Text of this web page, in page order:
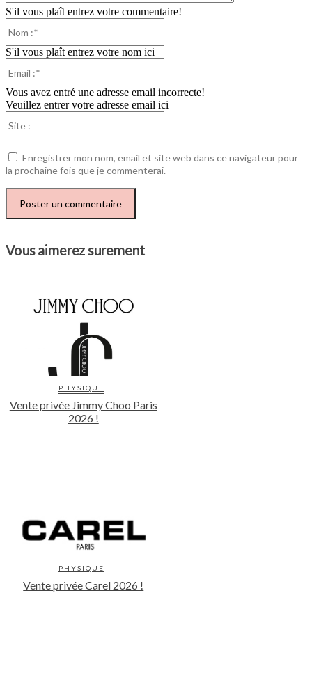
S'il vous plaît entrez votre commentaire!
S'il vous plaît entrez votre nom ici
Vous avez entré une adresse email incorrecte!
Veuillez entrer votre adresse email ici
Enregistrer mon nom, email et site web dans ce navigateur pour
la prochaine fois que je commenterai.
Vous aimerez surement
PHYSIQUE
Vente privée Jimmy Choo Paris
2026 !
PHYSIQUE
Vente privée Carel 2026 !